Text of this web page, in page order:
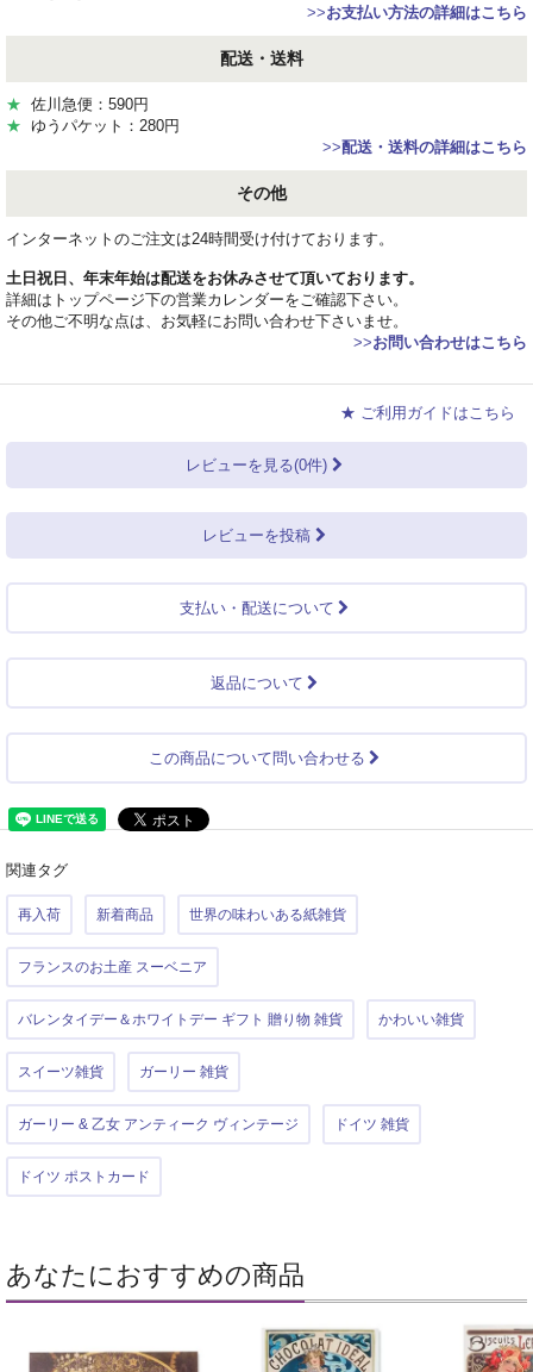
>>お支払い方法の詳細はこちら
配送・送料
★ 佐川急便：590円
★ ゆうパケット：280円
>>配送・送料の詳細はこちら
その他
インターネットのご注文は24時間受け付けております。
土日祝日、年末年始は配送をお休みさせて頂いております。
詳細はトップページ下の営業カレンダーをご確認下さい。
その他ご不明な点は、お気軽にお問い合わせ下さいませ。
>>お問い合わせはこちら
★ ご利用ガイドはこちら
レビューを見る(0件)
レビューを投稿
支払い・配送について
返品について
この商品について問い合わせる
関連タグ
再入荷 新着商品 世界の味わいある紙雑貨
フランスのお土産 スーベニア
バレンタイデー＆ホワイトデー ギフト 贈り物 雑貨 かわいい雑貨
スイーツ雑貨 ガーリー 雑貨
ガーリー & 乙女 アンティーク ヴィンテージ ドイツ 雑貨
ドイツ ポストカード
あなたにおすすめの商品